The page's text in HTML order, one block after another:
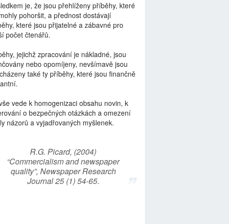
je, že jsou přehlíženy příběhy, které
pohoršit, a přednost dostávají
které jsou přijatelné a zábavné pro
počet čtenářů.
jejichž zpracování je nákladné, jsou
nebo opomíjeny, nevšímavě jsou
také ty příběhy, které jsou finančně
vede k homogenizaci obsahu novin, k
o bezpečných otázkách a omezení
názorů a vyjadřovaných myšlenek.
R.G. Picard, (2004)
“Commercialism and newspaper
quality”, Newspaper Research
Journal 25 (1) 54-65.